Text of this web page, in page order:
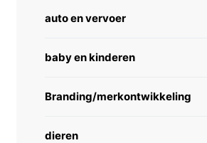
auto en vervoer
baby en kinderen
Branding/merkontwikkeling
dieren